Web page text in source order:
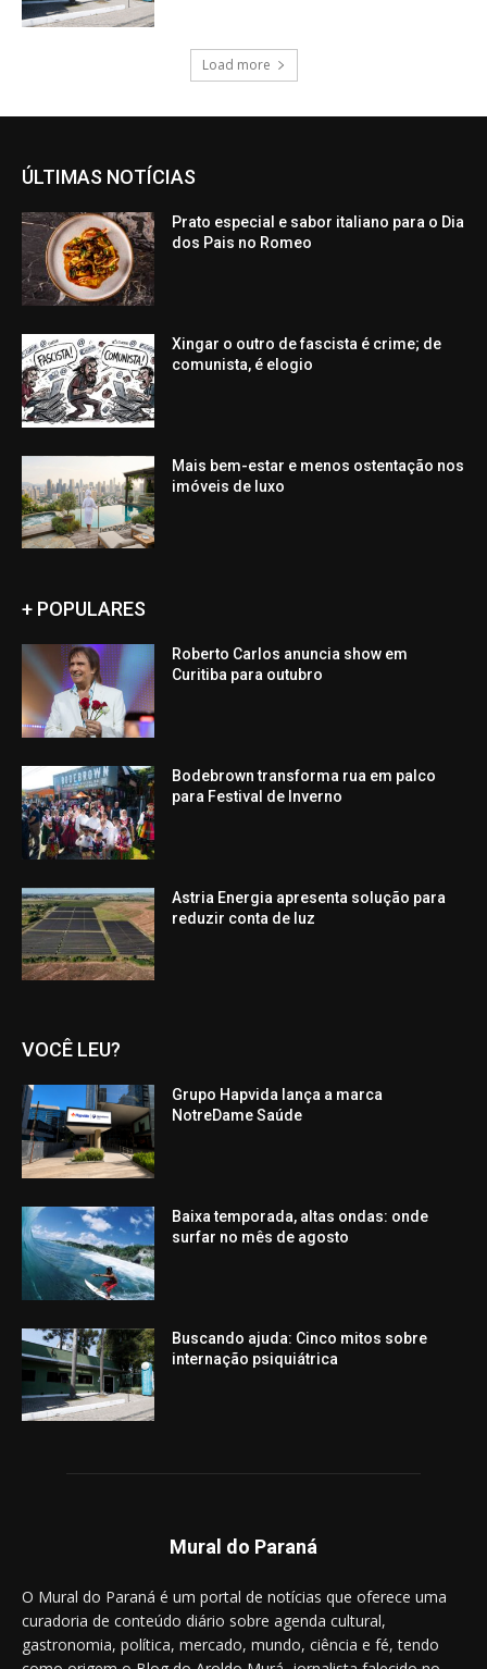
Load more
ÚLTIMAS NOTÍCIAS
Prato especial e sabor italiano para o Dia
dos Pais no Romeo
Xingar o outro de fascista é crime; de
comunista, é elogio
Mais bem-estar e menos ostentação nos
imóveis de luxo
+ POPULARES
Roberto Carlos anuncia show em
Curitiba para outubro
Bodebrown transforma rua em palco
para Festival de Inverno
Astria Energia apresenta solução para
reduzir conta de luz
VOCÊ LEU?
Grupo Hapvida lança a marca
NotreDame Saúde
Baixa temporada, altas ondas: onde
surfar no mês de agosto
Buscando ajuda: Cinco mitos sobre
internação psiquiátrica
Mural do Paraná
O Mural do Paraná é um portal de notícias que oferece uma
curadoria de conteúdo diário sobre agenda cultural,
gastronomia, política, mercado, mundo, ciência e fé, tendo